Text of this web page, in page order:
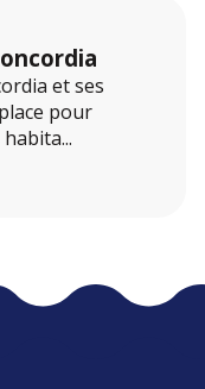
et ses
pour